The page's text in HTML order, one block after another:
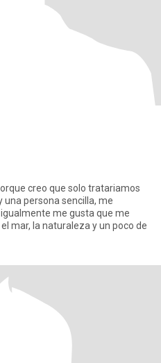
creo que solo tratariamos
persona sencilla, me
me encanta el mar, la naturaleza y un poco de